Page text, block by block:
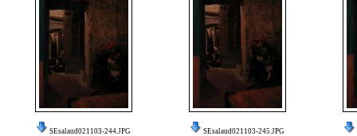
SEsalaud021103-244.JPG SEsalaud021103-245.JPG